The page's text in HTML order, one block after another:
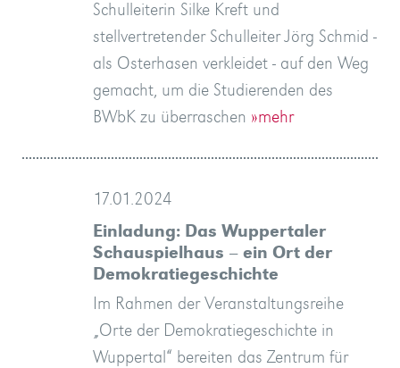
Schulleiterin Silke Kreft und
stellvertretender Schulleiter Jörg Schmid -
als Osterhasen verkleidet - auf den Weg
gemacht, um die Studierenden des
BWbK zu überraschen »mehr
17.01.2024
Einladung: Das Wuppertaler
Schauspielhaus – ein Ort der
Demokratiegeschichte
Im Rahmen der Veranstaltungsreihe
„Orte der Demokratiegeschichte in
Wuppertal“ bereiten das Zentrum für